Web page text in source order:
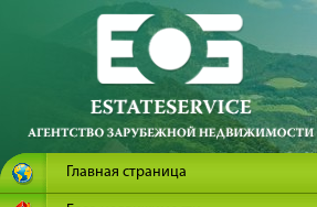
Главная страница